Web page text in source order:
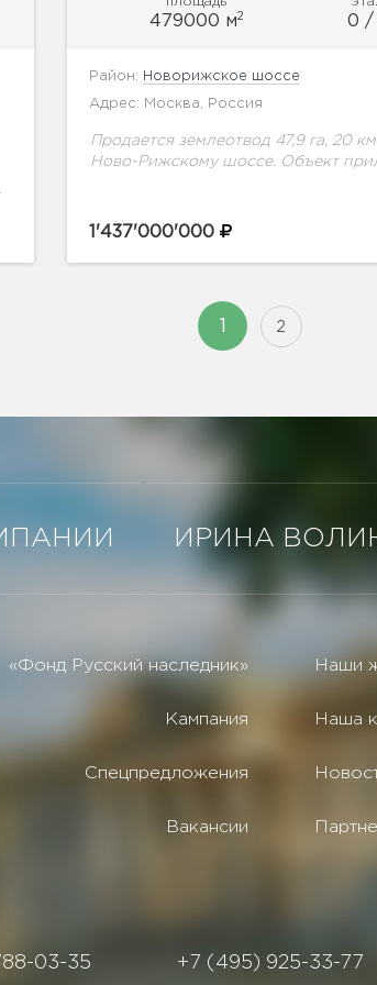
479000 м2 0 /
Район: Новорижское шоссе
Адрес: Москва, Россия
Продается землеотвод 47,9 га, 20
Ново-Рижскому шоссе. Объект
коммуникациям. Категория земли -
1'437'000'000
2
ИРИНА
«Фонд Русский наследник»
Кампания
Спецпредложения
Вакансии
Наши
Наша
03-35 +7 (495) 925-33-77